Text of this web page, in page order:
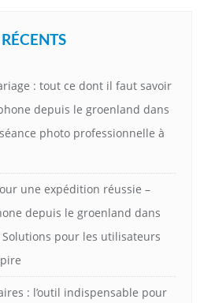
: tout ce dont il faut savoir
depuis le groenland dans
photo professionnelle à
une expédition réussie –
depuis le groenland dans
Solutions pour les utilisateurs
: l’outil indispensable pour